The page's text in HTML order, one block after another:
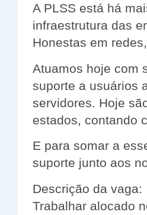
A PLSS está há
infraestrutura das
Honestas em
Atuamos hoje com
suporte a usuários
servidores. Hoje
estados, contando
E para somar a
suporte junto aos
Descrição da vaga:
Trabalhar alocado